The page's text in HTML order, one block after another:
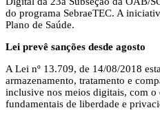
do programa SebraeTEC. A
Plano de Saúde.
Lei prevê sanções desde agosto
A Lei nº 13.709, de 14/08/2018
armazenamento, tratamento e
inclusive nos meios digitais, com
fundamentais de liberdade e